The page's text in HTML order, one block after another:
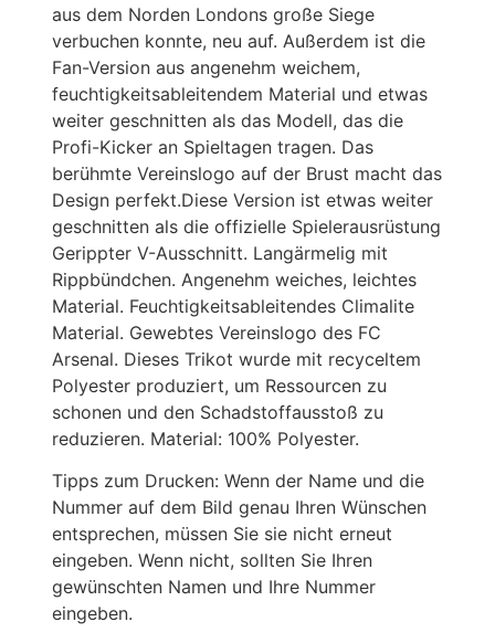
aus dem Norden Londons große Siege
verbuchen konnte, neu auf. Außerdem ist die
Fan-Version aus angenehm weichem,
feuchtigkeitsableitendem Material und etwas
weiter geschnitten als das Modell, das die
Profi-Kicker an Spieltagen tragen. Das
berühmte Vereinslogo auf der Brust macht das
Design perfekt.Diese Version ist etwas weiter
geschnitten als die offizielle Spielerausrüstung
Gerippter V-Ausschnitt. Langärmelig mit
Rippbündchen. Angenehm weiches, leichtes
Material. Feuchtigkeitsableitendes Climalite
Material. Gewebtes Vereinslogo des FC
Arsenal. Dieses Trikot wurde mit recyceltem
Polyester produziert, um Ressourcen zu
schonen und den Schadstoffausstoß zu
reduzieren. Material: 100% Polyester.
Tipps zum Drucken: Wenn der Name und die
Nummer auf dem Bild genau Ihren Wünschen
entsprechen, müssen Sie sie nicht erneut
eingeben. Wenn nicht, sollten Sie Ihren
gewünschten Namen und Ihre Nummer
eingeben.